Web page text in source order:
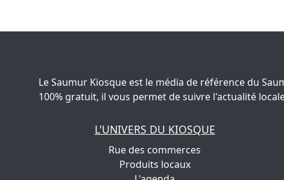
Le Saumur Kiosque est le média de référence du
100% gratuit, il vous permet de suivre l'actualité
L'UNIVERS DU KIOSQUE
Rue des commerces
Produits locaux